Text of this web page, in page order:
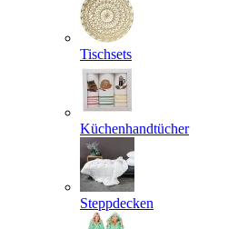
Tischsets
Küchenhandtücher
Steppdecken